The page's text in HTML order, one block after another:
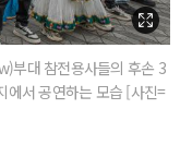
부대 참전용사들의 후손 3
에서 공연하는 모습 [사진=